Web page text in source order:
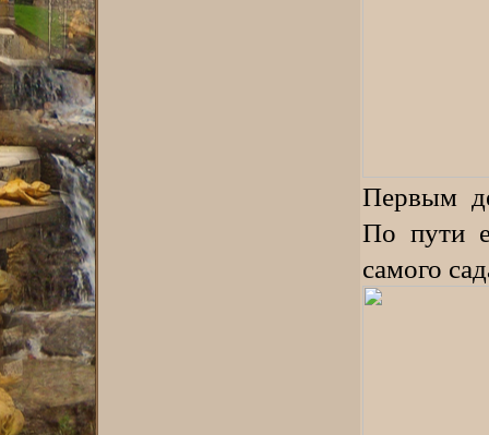
Первым
По пути
самого